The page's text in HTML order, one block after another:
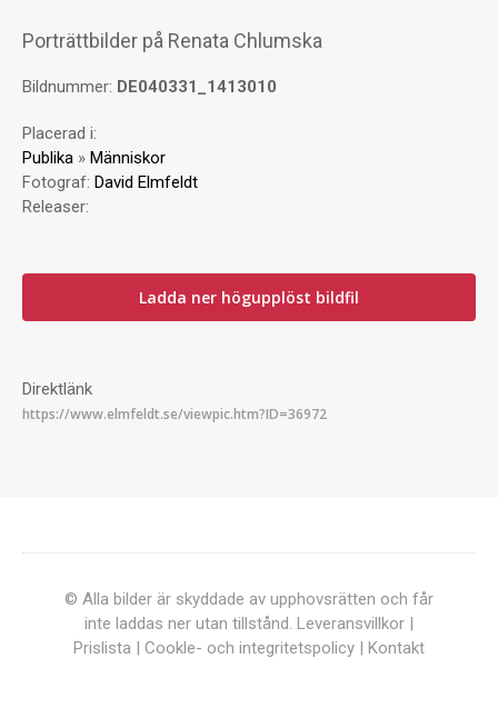
Porträttbilder på Renata Chlumska
Bildnummer: DE040331_1413010
Placerad i:
Publika » Människor
Fotograf: David Elmfeldt
Releaser:
Ladda ner högupplöst bildfil
Direktlänk
© Alla bilder är skyddade av upphovsrätten och får
inte laddas ner utan tillstånd. Leveransvillkor |
Prislista | Cookle- och integritetspolicy | Kontakt